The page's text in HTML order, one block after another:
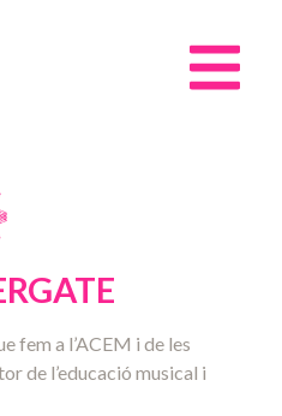
fem a l’ACEM i de les
de l’educació musical i